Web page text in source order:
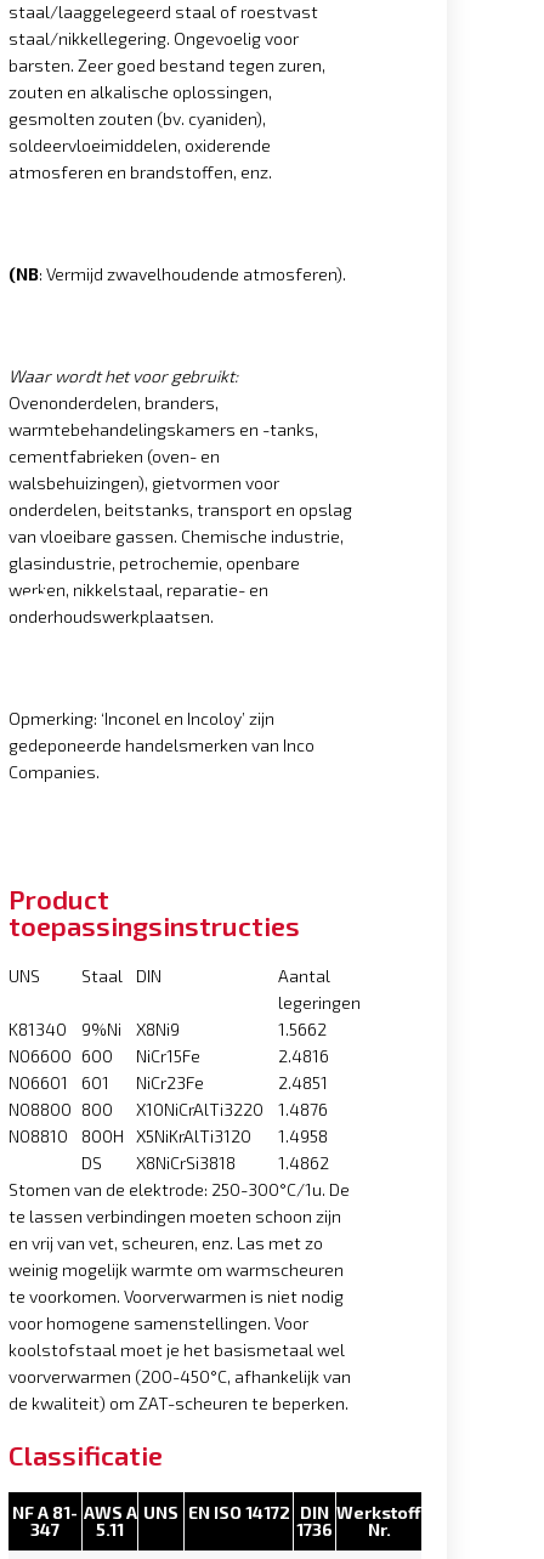
staal/laaggelegeerd staal of roestvast
staal/nikkellegering. Ongevoelig voor
barsten. Zeer goed bestand tegen zuren,
zouten en alkalische oplossingen,
gesmolten zouten (bv. cyaniden),
soldeervloeimiddelen, oxiderende
atmosferen en brandstoffen, enz.
(NB: Vermijd zwavelhoudende atmosferen).
Waar wordt het voor gebruikt:
Ovenonderdelen, branders,
warmtebehandelingskamers en -tanks,
cementfabrieken (oven- en
walsbehuizingen), gietvormen voor
onderdelen, beitstanks, transport en opslag
van vloeibare gassen. Chemische industrie,
glasindustrie, petrochemie, openbare
werken, nikkelstaal, reparatie- en
onderhoudswerkplaatsen.
Opmerking: ‘Inconel en Incoloy’ zijn
gedeponeerde handelsmerken van Inco
Companies.
Product
toepassingsinstructies
UNS Staal DIN
Aantal
legeringen
K81340
9%Ni X8Ni9
1.5662
N06600 600 NiCr15Fe
2.4816
N06601
601 NiCr23Fe
2.4851
N08800 800 X10NiCrAlTi3220
1.4876
N08810
800H X5NiKrAlTi3120
1.4958
DS
X8NiCrSi3818
1.4862
Stomen van de elektrode: 250-300°C/1u. De
te lassen verbindingen moeten schoon zijn
en vrij van vet, scheuren, enz. Las met zo
weinig mogelijk warmte om warmscheuren
te voorkomen. Voorverwarmen is niet nodig
voor homogene samenstellingen. Voor
koolstofstaal moet je het basismetaal wel
voorverwarmen (200-450°C, afhankelijk van
de kwaliteit) om ZAT-scheuren te beperken.
Classificatie
NF A 81-
347
AWS A
5.11
UNS EN ISO 14172 DIN
1736
Werkstoff
Nr.